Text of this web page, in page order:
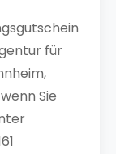
für
Sie